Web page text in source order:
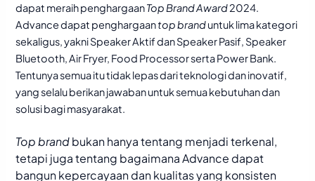
dapat meraih penghargaanTop Brand Award2024.
Advance dapat penghargaantop branduntuk lima kategori
sekaligus, yakni Speaker Aktif dan Speaker Pasif, Speaker
Bluetooth, Air Fryer, Food Processor serta Power Bank.
Tentunya semua itu tidak lepas dari teknologi dan inovatif,
yang selalu berikan jawaban untuk semua kebutuhan dan
solusi bagi masyarakat.
Top brandbukan hanya tentang menjadi terkenal,
tetapi juga tentang bagaimana Advance dapat
bangun kepercayaan dan kualitas yang konsisten